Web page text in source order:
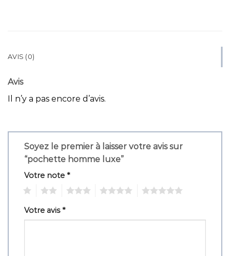
AVIS (0)
Avis
Il n’y a pas encore d’avis.
Soyez le premier à laisser votre avis sur
“pochette homme luxe”
Votre note *
Votre avis*